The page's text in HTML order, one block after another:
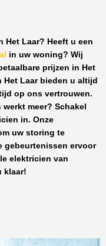
Het Laar? Heeft u een
in uw woning? Wij
betaalbare prijzen in Het
Het Laarbieden u altijd
op ons vertrouwen.
meer? Schakel
in. Onze
uw storing te
gebeurtenissen ervoor
elektricien van
klaar!